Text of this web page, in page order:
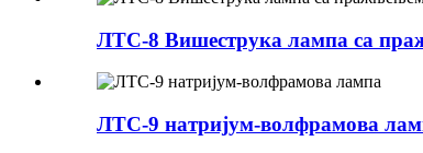
ЛТС-8 Вишеструка лампа са
ЛТС-9 натријум-волфрамова